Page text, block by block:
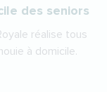
des seniors
réalise tous
à domicile.